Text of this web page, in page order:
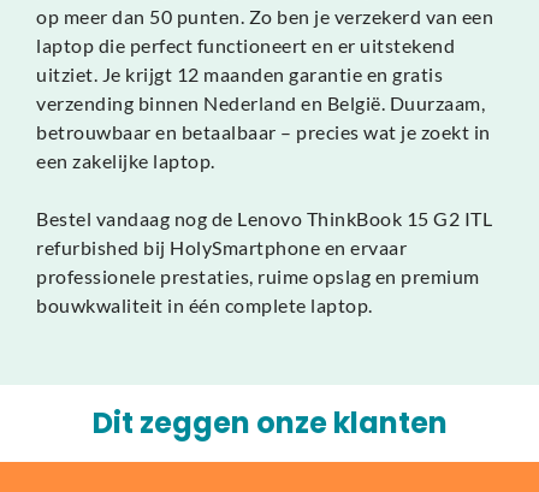
op meer dan 50 punten. Zo ben je verzekerd van een
laptop die perfect functioneert en er uitstekend
uitziet. Je krijgt 12 maanden garantie en gratis
verzending binnen Nederland en België. Duurzaam,
betrouwbaar en betaalbaar – precies wat je zoekt in
een zakelijke laptop.
Bestel vandaag nog de Lenovo ThinkBook 15 G2 ITL
refurbished bij HolySmartphone en ervaar
professionele prestaties, ruime opslag en premium
bouwkwaliteit in één complete laptop.
Dit zeggen onze klanten